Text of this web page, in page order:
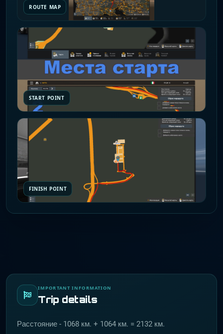
ROUTE MAP
START POINT
FINISH POINT
IMPORTANT INFORMATION
Trip details
Расстояние - 1068 км. + 1064 км. = 2132 км.